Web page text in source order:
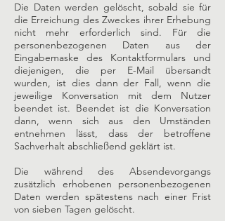
Die Daten werden gelöscht, sobald sie für
die Erreichung des Zweckes ihrer Erhebung
nicht mehr erforderlich sind. Für die
personenbezogenen Daten aus der
Eingabemaske des Kontaktformulars und
diejenigen, die per E-Mail übersandt
wurden, ist dies dann der Fall, wenn die
jeweilige Konversation mit dem Nutzer
beendet ist. Beendet ist die Konversation
dann, wenn sich aus den Umständen
entnehmen lässt, dass der betroffene
Sachverhalt abschließend geklärt ist.
Die während des Absendevorgangs
zusätzlich erhobenen personenbezogenen
Daten werden spätestens nach einer Frist
von sieben Tagen gelöscht.